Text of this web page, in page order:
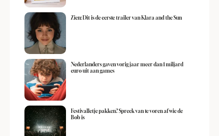
Zien: Dit is de eerste trailer van Klara and the Sun
Nederlanders gaven vorig jaar meer dan 1 miljard
euro uit aan games
Festivalletje pakken? Spreek van te voren af wie de
Bob is